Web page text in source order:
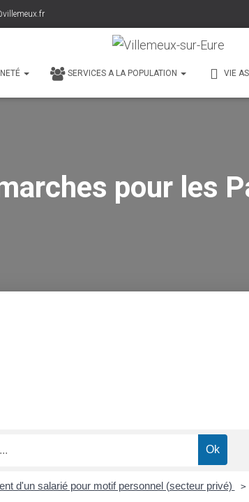
SERVICES A LA POPULATION VIE
pour les
d'un salarié pour motif personnel (secteur privé) >